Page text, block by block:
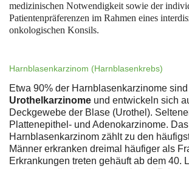
medizinischen Notwendigkeit sowie der
Patientenpräferenzen im Rahmen eines
onkologischen Konsils.
Harnblasenkarzinom (Harnblasenkrebs)
Etwa 90% der Harnblasenkarzinome sind
Urothelkarzinome und entwickeln sich
Deckgewebe der Blase (Urothel).
Plattenepithel- und Adenokarzinome. Das
Harnblasenkarzinom zählt zu den
Männer erkranken dreimal häufiger als
Erkrankungen treten gehäuft ab dem 40.